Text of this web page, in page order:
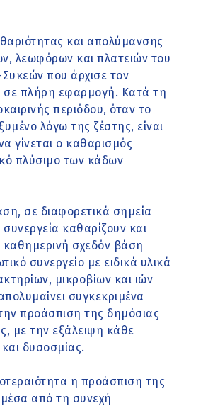
και απολύμανσης
λεωφόρων και πλατειών του
που άρχισε τον
σε πλήρη εφαρμογή. Κατά τη
περιόδου, όταν το
λόγω της ζέστης, είναι
γίνεται ο καθαρισμός
πλύσιμο των κάδων
σε διαφορετικά σημεία
καθαρίζουν και
καθημερινή σχεδόν βάση
συνεργείο με ειδικά υλικά
μικροβίων και ιών
συγκεκριμένα
προάσπιση της δημόσιας
με την εξάλειψη κάθε
δυσοσμίας.
η προάσπιση της
από τη συνεχή